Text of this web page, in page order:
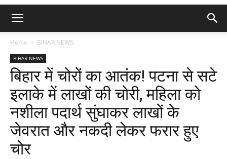
Home BIHAR NEWS
BIHAR NEWS
बिहार में चोरों का आतंक! पटना से सटे
इलाके में लाखों की चोरी, महिला को
नशीला पदार्थ सुंघाकर लाखों के
जेवरात और नकदी लेकर फरार हुए
चोर